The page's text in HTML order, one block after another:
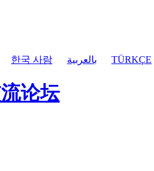
한국 사람 بالعربية TÜRKÇE